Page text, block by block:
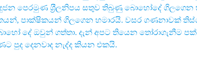
පෙරමුණ ශ‍්‍රීලනිපය සතුව තිබුණු බොහෝදේ ගිලගෙන
පාක්ෂිකයන් ගිලගෙන හමාරයි. වසර ගණනාවක්
දේ ඔවුන් ගත්තා. දැන් අපට තියෙන තෝරාගැනීම
පුද දෙනවාද නැද්ද කියන එකයි.